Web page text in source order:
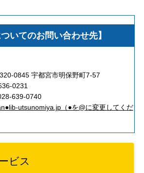
いてのお問い合わせ先】
0845 宇都宮市明保野町7-57
0231
639-0740
utsunomiya.jp（●を@に変更してくだ
ビス